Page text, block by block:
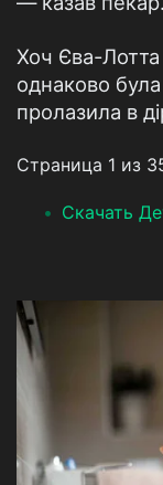
Хоч Єва-Лотта
однаково була
пролазила в
Страница 1 из
Скачать